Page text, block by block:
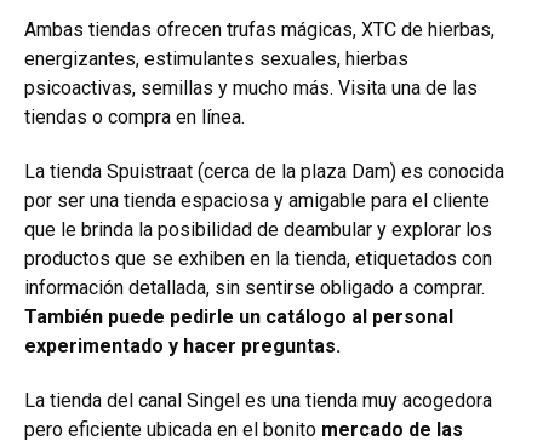
Ambas tiendas ofrecen trufas mágicas, XTC de hierbas,
energizantes, estimulantes sexuales, hierbas
psicoactivas, semillas y mucho más. Visita una de las
tiendas o compra en línea.
La tienda Spuistraat (cerca de la plaza Dam) es conocida
por ser una tienda espaciosa y amigable para el cliente
que le brinda la posibilidad de deambular y explorar los
productos que se exhiben en la tienda, etiquetados con
información detallada, sin sentirse obligado a comprar.
También puede pedirle un catálogo al personal
experimentado y hacer preguntas.
La tienda del canal Singel es una tienda muy acogedora
pero eficiente ubicada en el bonito mercado de las